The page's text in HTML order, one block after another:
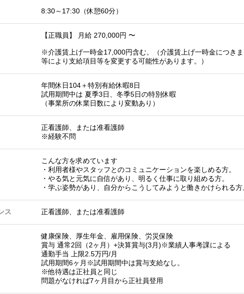
8:30～17:30（休憩60分）
【正職員】 月給 270,000円 〜
※介護賃上げ一時金17,000円含む。（介護賃上げ一時金につき
等により支給項目等を変更する可能性があります。）
年間休日104＋特別有給休暇8日
試用期間中は 夏季3日、冬季5日の特別休暇
（事業所の休業日数により変動あり）
正看護師、または准看護師
※経験不問
こんな方を求めています
・利用者様やスタッフとのコミュニケーションを楽しめる方。
・やる気と元気に自信があり、明るく仕事に取り組める方。
・学ぶ姿勢があり、自分からこうしてみようと働きかけられる方
ス 正看護師、または准看護師
健康保険、厚生年金、雇用保険、労災保険
賞与 通常2回（2ヶ月）+決算賞与(3月)※業績人事考課による
通勤手当 上限2.5万円/月
試用期間6ヶ月※試用期間中は賞与支給なし。
※他待遇は正社員と同じ
問題がなければ7ヶ月目から正社員登用